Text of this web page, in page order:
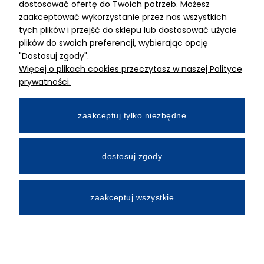
MIMARI sp z o.o.
ul. Kurkowa 12
50-210 Wrocław
Dane rejestracyjne
NIP:8982325327
Wpłacony w całości
Numer konta bankowego
All Rights Reserved © 2026 Mimari.com.pl
dostosować ofertę do Twoich potrzeb. Możesz
zaakceptować wykorzystanie przez nas wszystkich
tych plików i przejść do sklepu lub dostosować użycie
plików do swoich preferencji, wybierając opcję
"Dostosuj zgody".
Więcej o plikach cookies przeczytasz w naszej Polityce
prywatności.
zaakceptuj tylko niezbędne
dostosuj zgody
zaakceptuj wszystkie